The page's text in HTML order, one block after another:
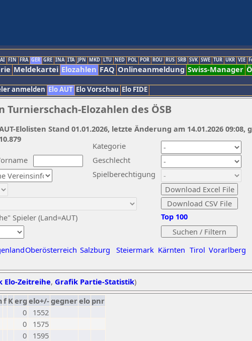
FIN FRA GER GRE INA ITA JPN MKD LTU NED POL POR ROU RUS SRB SVK SWE TUR UKR VIE
Meldekartei Elozahlen FAQ Onlineanmeldung Swiss-Manager
anmelden Elo AUT Elo Vorschau Elo FIDE
Elozahlen des ÖSB
Kategorie
Geschlecht
Spieler (Land=AUT)
Spielberechtigung
Oberösterreich Salzburg Steiermark Kärnten Tirol Vorarlberg
Top 100
Elolisten Stand 01.01.2026, letzte Änderung am 14.01.2026
10.879
Elo-Zeitreihe, Grafik Partie-Statistik)
f Kerg elo+/-gegnerelo pnr
0
1552
0
1575
0
1595